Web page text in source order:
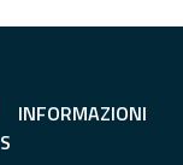
INFORMAZIONI